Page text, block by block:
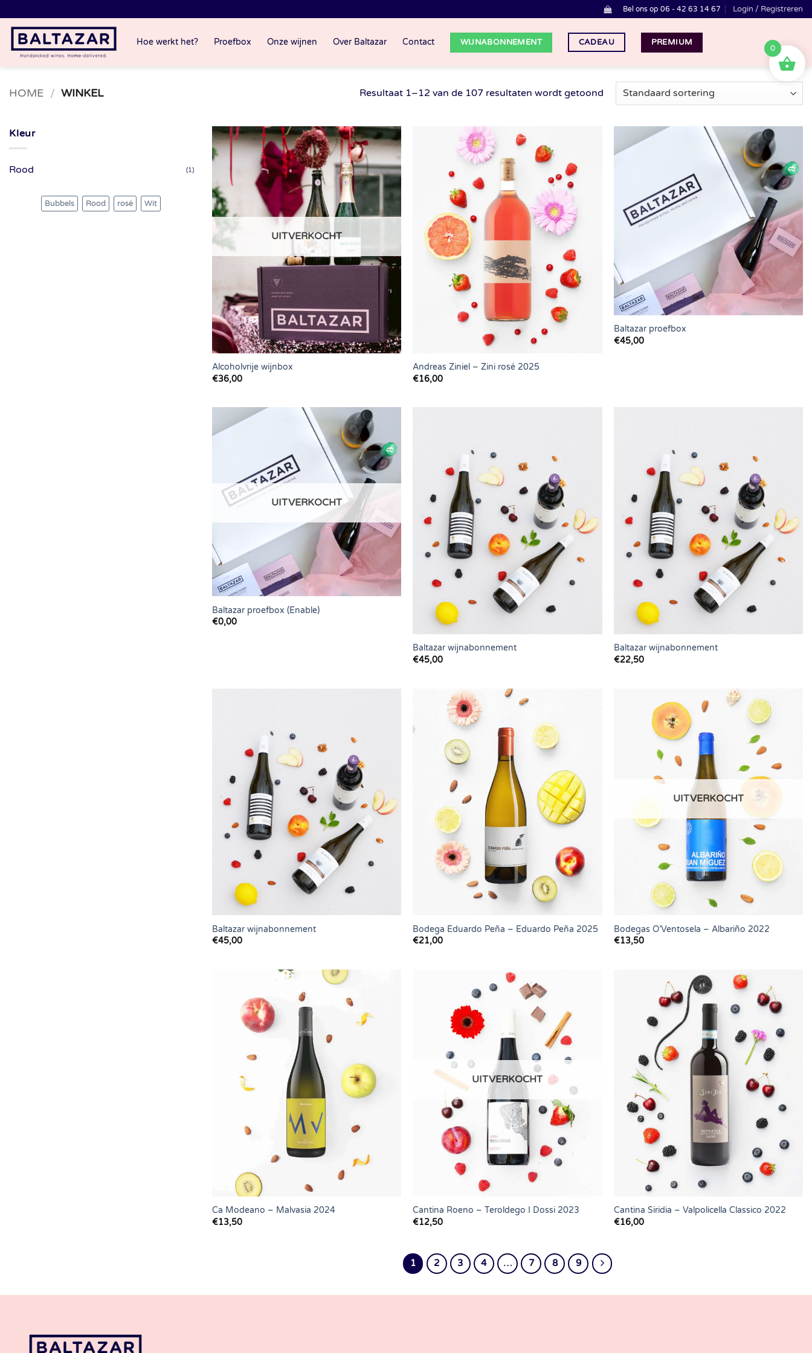
naar
inhoud
Bel ons op 06 - 42 63 14 67 Login / Registreren
Hoe werkt het? Proefbox Onze wijnen Over Baltazar Contact WIJNABONNEMENT CADEAU PREMIUM
HOME / WINKEL Resultaat 1–12 van de 107 resultaten wordt getoond
Kleur
Rood (1)
Bubbels Rood rosé Wit
UITVERKOCHT
Alcoholvrije wijnbox
€36,00
Andreas Ziniel – Zini rosé 2025
€16,00
Baltazar proefbox
€45,00
UITVERKOCHT
Baltazar proefbox (Enable)
€0,00
Baltazar wijnabonnement
€45,00
Baltazar wijnabonnement
€22,50
Baltazar wijnabonnement
€45,00
Bodega Eduardo Peña – Eduardo Peña 2025
€21,00
UITVERKOCHT
Bodegas O’Ventosela – Albariño 2022
€13,50
Ca Modeano – Malvasia 2024
€13,50
UITVERKOCHT
Cantina Roeno – Teroldego I Dossi 2023
€12,50
Cantina Siridia – Valpolicella Classico 2022
€16,00
1 2 3 4 … 7 8 9
0